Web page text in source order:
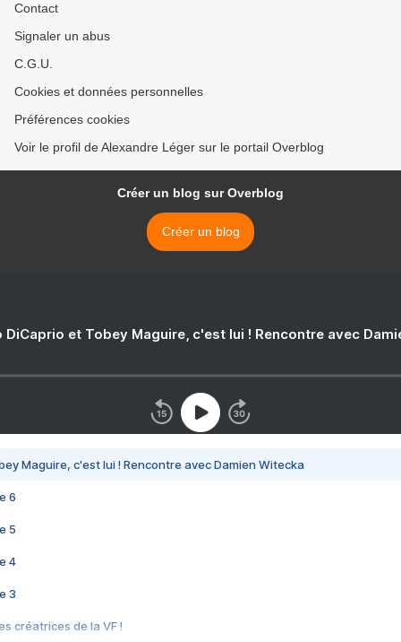
Contact
Signaler un abus
C.G.U.
Cookies et données personnelles
Préférences cookies
Voir le profil de Alexandre Léger sur le portail Overblog
Créer un blog sur Overblog
Créer un blog
DiCaprio et Tobey Maguire, c'est lui ! Rencontre avec
Maguire, c'est lui ! Rencontre avec Damien Witecka
6
5
4
3
créatrices de la VF !